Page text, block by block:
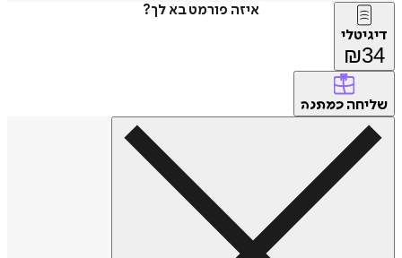
איזה פורמט בא לך?
דיגיטלי
₪34
שליחה כמתנה